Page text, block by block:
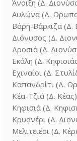
Άνοιξη (Δ.
Αυλώνα (Δ.
Βάρη-Βάρκιζα (Δ.
Διόνυσος (Δ.
Δροσιά (Δ.
Εκάλη (Δ.
Εχιναίοι (Δ.
Καπανδρίτι (Δ.
Κέα-Τζιά (Δ. Κέας)
Κηφισιά (Δ.
Κρυονέρι (Δ.
Μελιτειέοι (Δ.